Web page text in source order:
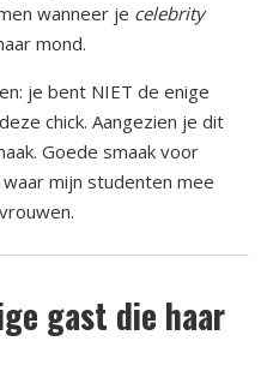
wanneer je celebrity
mond.
je bent NIET de enige
chick. Aangezien je dit
Goede smaak voor
mijn studenten mee
gast die haar